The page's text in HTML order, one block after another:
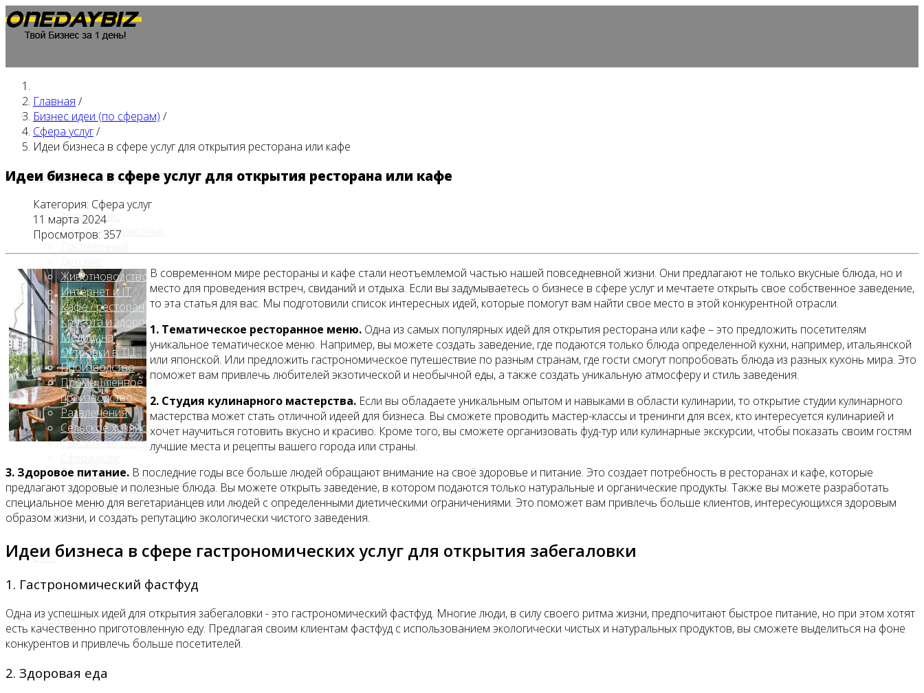
Главная
Бизнес идеи (по сферам)
Автобизнес
Бизнес на животных
Гостиничный
Животноводство
Интернет и IT
Кафе / ресторан
Красота и здоровье
Медицина
Островки в ТЦ
Производство
Промышленное
производство
Развлечения
Сельское хозяйство
Строительство, ремонт
Торговля и магазины
Туризм и отдых
Финансы
Хобби
Блог
Контакты
Главная /
Бизнес идеи (по сферам) /
Сфера услуг/
Идеи бизнеса в сфере услуг для открытия ресторана или кафе
Идеи бизнеса в сфере услуг для открытия ресторана или кафе
Категория: Сфера услуг
11 марта 2024
Просмотров: 357
В современном мире рестораны и кафе стали неотъемлемой частью нашей повседневной жизни. Они предлагают не только вкусные блюда, но и
место для проведения встреч, свиданий и отдыха. Если вы задумываетесь о бизнесе в сфере услуг и мечтаете открыть свое собственное заведение,
то эта статья для вас. Мы подготовили список интересных идей, которые помогут вам найти свое место в этой конкурентной отрасли.
1. Тематическое ресторанное меню. Одна из самых популярных идей для открытия ресторана или кафе – это предложить посетителям
уникальное тематическое меню. Например, вы можете создать заведение, где подаются только блюда определенной кухни, например, итальянской
или японской. Или предложить гастрономическое путешествие по разным странам, где гости смогут попробовать блюда из разных кухонь мира. Это
поможет вам привлечь любителей экзотической и необычной еды, а также создать уникальную атмосферу и стиль заведения.
2. Студия кулинарного мастерства. Если вы обладаете уникальным опытом и навыками в области кулинарии, то открытие студии кулинарного
мастерства может стать отличной идеей для бизнеса. Вы сможете проводить мастер-классы и тренинги для всех, кто интересуется кулинарией и
хочет научиться готовить вкусно и красиво. Кроме того, вы сможете организовать фуд-тур или кулинарные экскурсии, чтобы показать своим гостям
лучшие места и рецепты вашего города или страны.
3. Здоровое питание. В последние годы все больше людей обращают внимание на своё здоровье и питание. Это создает потребность в ресторанах и кафе, которые
предлагают здоровые и полезные блюда. Вы можете открыть заведение, в котором подаются только натуральные и органические продукты. Также вы можете разработать
специальное меню для вегетарианцев или людей с определенными диетическими ограничениями. Это поможет вам привлечь больше клиентов, интересующихся здоровым
образом жизни, и создать репутацию экологически чистого заведения.
Идеи бизнеса в сфере гастрономических услуг для открытия забегаловки
1. Гастрономический фастфуд
Одна из успешных идей для открытия забегаловки - это гастрономический фастфуд. Многие люди, в силу своего ритма жизни, предпочитают быстрое питание, но при этом хотят
есть качественно приготовленную еду. Предлагая своим клиентам фастфуд с использованием экологически чистых и натуральных продуктов, вы сможете выделиться на фоне
конкурентов и привлечь больше посетителей.
2. Здоровая еда